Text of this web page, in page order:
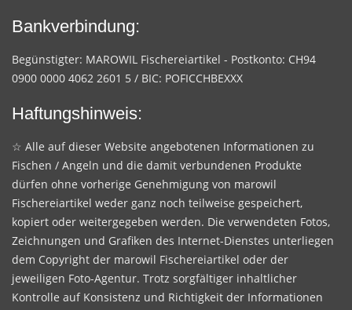
Bankverbindung:
Begünstigter: MAROWIL Fischereiartikel - Postkonto: CH94
0900 0000 4062 2601 5 / BIC: POFICCHBEXXX
Haftungshinweis:
☆ Alle auf dieser Website angebotenen Informationen zu
Fischen / Angeln und die damit verbundenen Produkte
dürfen ohne vorherige Genehmigung von marowil
Fischereiartikel weder ganz noch teilweise gespeichert,
kopiert oder weitergegeben werden. Die verwendeten Fotos,
Zeichnungen und Grafiken des Internet-Dienstes unterliegen
dem Copyright der marowil Fischereiartikel oder der
jeweiligen Foto-Agentur. Trotz sorgfältiger inhaltlicher
Kontrolle auf Konsistenz und Richtigkeit der Informationen